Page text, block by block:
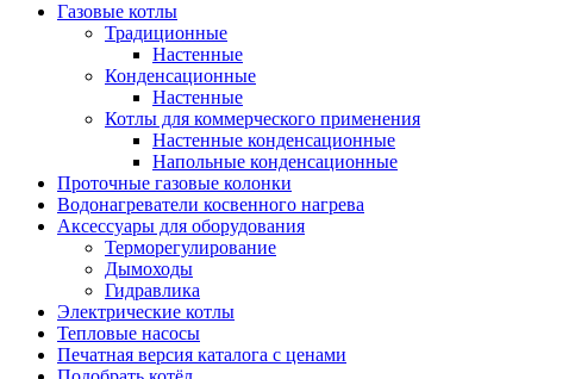
Газовые котлы
Традиционные
Настенные
Конденсационные
Настенные
Котлы для коммерческого применения
Настенные конденсационные
Напольные конденсационные
Проточные газовые колонки
Водонагреватели косвенного нагрева
Аксессуары для оборудования
Терморегулирование
Дымоходы
Гидравлика
Электрические котлы
Тепловые насосы
Печатная версия каталога с ценами